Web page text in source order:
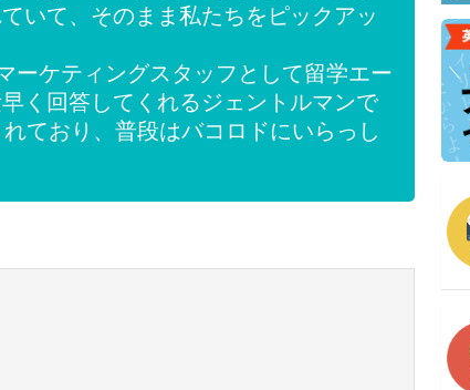
いて、そのまま私たちをピックアッ
ーケティングスタッフとして留学エー
く回答してくれるジェントルマンで
ており、普段はバコロドにいらっし